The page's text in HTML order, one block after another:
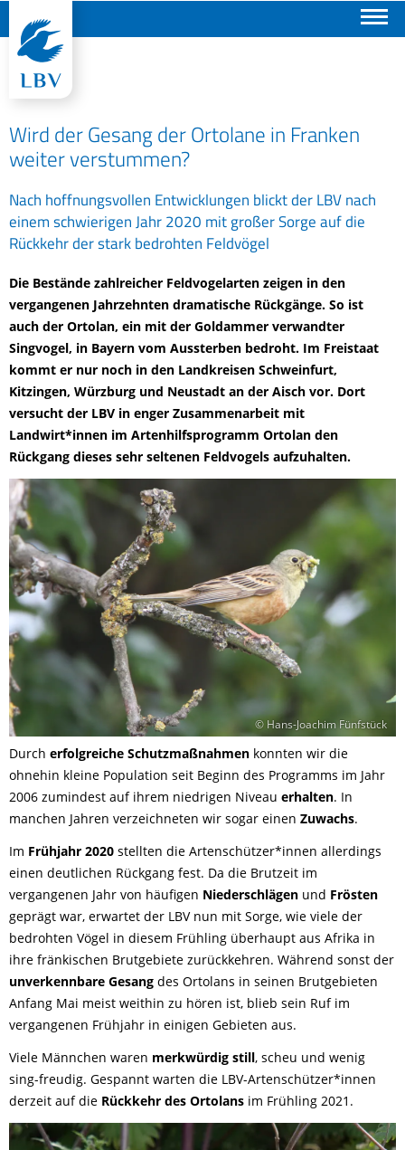
Wird der Gesang der Ortolane in Franken
weiter verstummen?
Nach hoffnungsvollen Entwicklungen blickt der LBV nach
einem schwierigen Jahr 2020 mit großer Sorge auf die
Rückkehr der stark bedrohten Feldvögel
Die Bestände zahlreicher Feldvogelarten zeigen in den
vergangenen Jahrzehnten dramatische Rückgänge. So ist
auch der Ortolan, ein mit der Goldammer verwandter
Singvogel, in Bayern vom Aussterben bedroht. Im Freistaat
kommt er nur noch in den Landkreisen Schweinfurt,
Kitzingen, Würzburg und Neustadt an der Aisch vor. Dort
versucht der LBV in enger Zusammenarbeit mit
Landwirt*innen im Artenhilfsprogramm Ortolan den
Rückgang dieses sehr seltenen Feldvogels aufzuhalten.
© Hans-Joachim Fünfstück
Durch erfolgreiche Schutzmaßnahmen konnten wir die
ohnehin kleine Population seit Beginn des Programms im Jahr
2006 zumindest auf ihrem niedrigen Niveau erhalten. In
manchen Jahren verzeichneten wir sogar einen Zuwachs.
Im Frühjahr 2020 stellten die Artenschützer*innen allerdings
einen deutlichen Rückgang fest. Da die Brutzeit im
vergangenen Jahr von häufigen Niederschlägen und Frösten
geprägt war, erwartet der LBV nun mit Sorge, wie viele der
bedrohten Vögel in diesem Frühling überhaupt aus Afrika in
ihre fränkischen Brutgebiete zurückkehren. Während sonst der
unverkennbare Gesang des Ortolans in seinen Brutgebieten
Anfang Mai meist weithin zu hören ist, blieb sein Ruf im
vergangenen Frühjahr in einigen Gebieten aus.
Viele Männchen waren merkwürdig still, scheu und wenig
sing-freudig. Gespannt warten die LBV-Artenschützer*innen
derzeit auf die Rückkehr des Ortolans im Frühling 2021.